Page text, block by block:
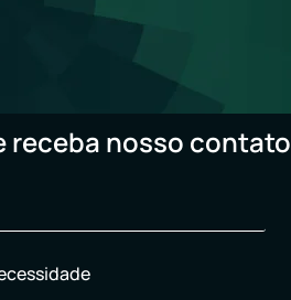
receba nosso contato